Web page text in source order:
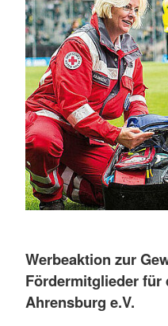
Werbeaktion zur
Fördermitglieder für
Ahrensburg e.V.